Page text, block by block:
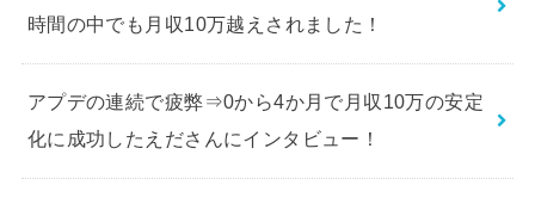
時間の中でも月収10万越えされました！
アプデの連続で疲弊⇒0から4か月で月収10万の安定
化に成功したえださんにインタビュー！